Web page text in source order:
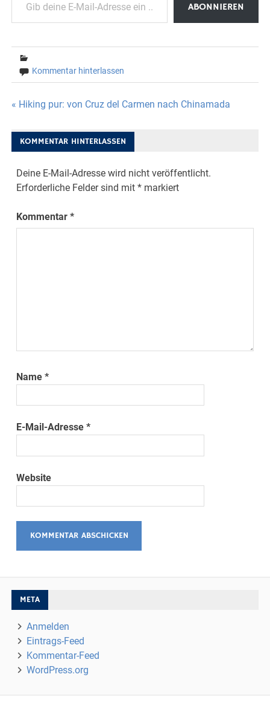
ABONNIEREN
Kommentar hinterlassen
Beitragsnavigation
« Hiking pur: von Cruz del Carmen nach Chinamada
KOMMENTAR HINTERLASSEN
Deine E-Mail-Adresse wird nicht veröffentlicht.
Erforderliche Felder sind mit* markiert
Kommentar*
Name*
E-Mail-Adresse*
Website
META
Anmelden
Eintrags-Feed
Kommentar-Feed
WordPress.org